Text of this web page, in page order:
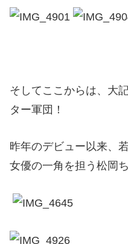
そしてここからは、大
ター軍団！
昨年のデビュー以来、
女優の一角を担う松岡